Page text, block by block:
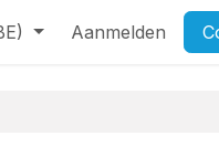
Aanmelden